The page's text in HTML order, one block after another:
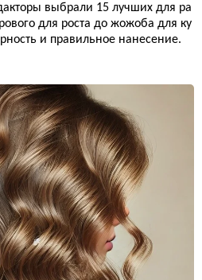
выбрали 15 лучших для ра
для роста до жожоба для ку
и правильное нанесение.